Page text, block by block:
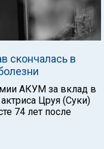
скончалась в
АКУМ за вклад в
Цруя (Суки)
74 лет после